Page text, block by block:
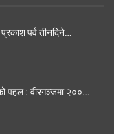
पर्व तीनदिने…
पहल : वीरगञ्जमा २००…